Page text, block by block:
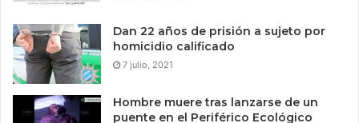
Dan 22 años de prisión a sujeto por
homicidio calificado
7 julio, 2021
Hombre muere tras lanzarse de un
puente en el Periférico Ecológico